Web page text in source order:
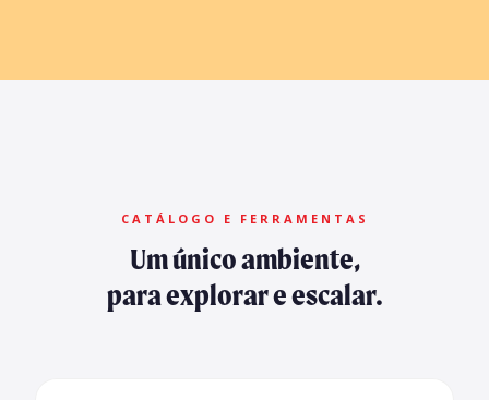
CATÁLOGO E FERRAMENTAS
Um único ambiente,
para explorar e escalar.